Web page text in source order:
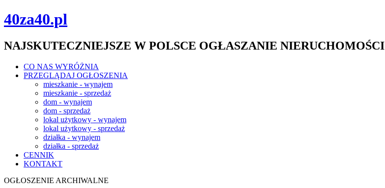
40za40.pl
NAJSKUTECZNIEJSZE W POLSCE OGŁASZANIE NIERUCHOMOŚCI
CO NAS WYRÓŻNIA
PRZEGLĄDAJ OGŁOSZENIA
mieszkanie - wynajem
mieszkanie - sprzedaż
dom - wynajem
dom - sprzedaż
lokal użytkowy - wynajem
lokal użytkowy - sprzedaż
działka - wynajem
działka - sprzedaż
CENNIK
KONTAKT
OGŁOSZENIE ARCHIWALNE